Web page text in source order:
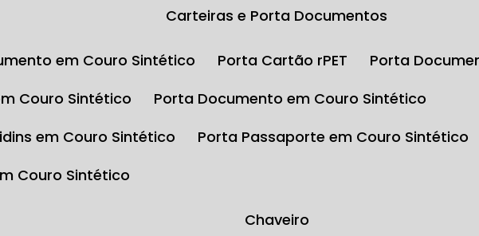
Carteiras e Porta Documentos
em Couro Sintético Porta Cartão rPET
Porta
Couro Sintético
Porta Documento em Couro Sintético
em Couro Sintético
Porta Passaporte em Couro Sintético
Couro Sintético
Chaveiro